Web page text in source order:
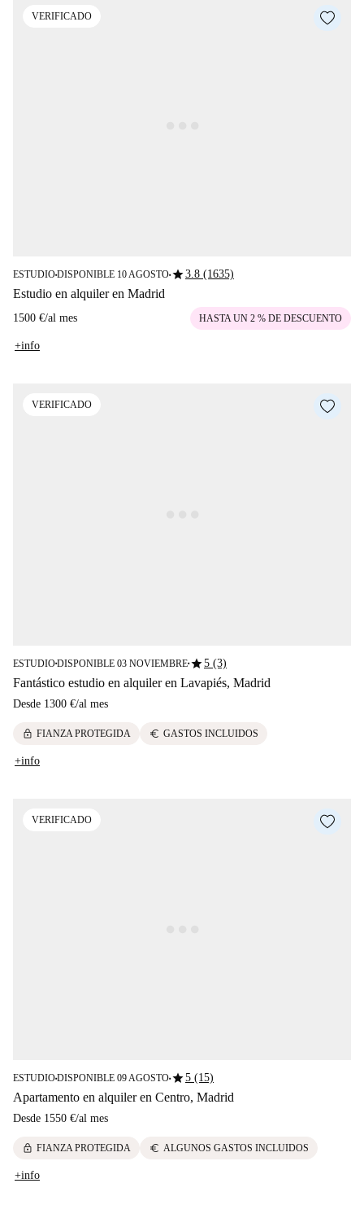
VERIFICADO
ESTUDIO■DISPONIBLE 10 AGOSTO■star3.8 (1635)
Estudio en alquiler en Madrid
1500 €/al mes HASTA UN 2 % DE DESCUENTO
+info
VERIFICADO
ESTUDIO■DISPONIBLE 03 NOVIEMBRE■star5 (3)
Fantástico estudio en alquiler en Lavapiés, Madrid
Desde 1300 €/al mes
lock FIANZA PROTEGIDA euro GASTOS INCLUIDOS
+info
VERIFICADO
ESTUDIO■DISPONIBLE 09 AGOSTO■star5 (15)
Apartamento en alquiler en Centro, Madrid
Desde 1550 €/al mes
lock FIANZA PROTEGIDA euro ALGUNOS GASTOS INCLUIDOS
+info